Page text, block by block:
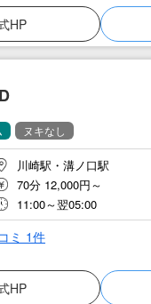
HP
ヌキなし
川崎駅・溝ノ口駅
70分 12,000円～
11:00～翌05:00
ミ 1件
HP